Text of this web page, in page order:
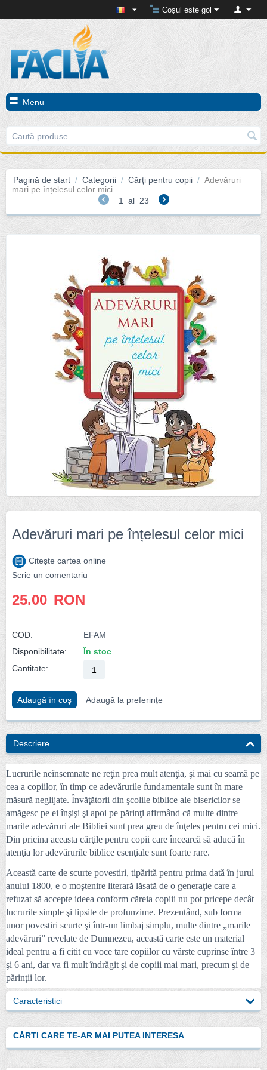
Coșul este gol
Menu
Pagină de start / Categorii / Cărți pentru copii / Adevăruri
mari pe înțelesul celor mici
1
al 23
Adevăruri mari pe înțelesul celor mici
Citește cartea online
Scrie un comentariu
25.00 RON
COD:
EFAM
Disponibilitate:
În stoc
Cantitate:
Adaugă în coș Adaugă la preferințe
Descriere
Lucrurile neînsemnate ne reţin prea mult atenţia, şi mai cu seamă pe
cea a copiilor, în timp ce adevărurile fundamentale sunt în mare
măsură neglijate. Învăţătorii din şcolile biblice ale bisericilor se
amăgesc pe ei înşişi şi apoi pe părinţi afirmând că multe dintre
marile adevăruri ale Bibliei sunt prea greu de înţeles pentru cei mici.
Din pricina aceasta cărţile pentru copii care încearcă să aducă în
atenţia lor adevărurile biblice esenţiale sunt foarte rare.
Această carte de scurte povestiri, tipărită pentru prima dată în jurul
anului 1800, e o moştenire literară lăsată de o generaţie care a
refuzat să accepte ideea conform căreia copiii nu pot pricepe decât
lucrurile simple şi lipsite de profunzime. Prezentând, sub forma
unor povestiri scurte şi într-un limbaj simplu, multe dintre „marile
adevăruri” revelate de Dumnezeu, această carte este un material
ideal pentru a fi citit cu voce tare copiilor cu vârste cuprinse între 3
şi 6 ani, dar va fi mult îndrăgit şi de copiii mai mari, precum şi de
părinţii lor.
Caracteristici
CĂRTI CARE TE-AR MAI PUTEA INTERESA